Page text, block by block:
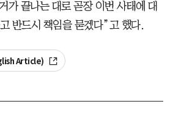
가 끝나는 대로 곧장 이번 사태에 대
반드시 책임을 묻겠다”고 했다.
Article)